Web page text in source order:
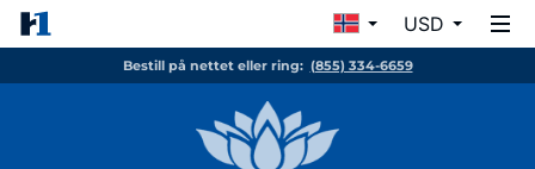
USD
Bestill på nettet eller ring: (855) 334-6659